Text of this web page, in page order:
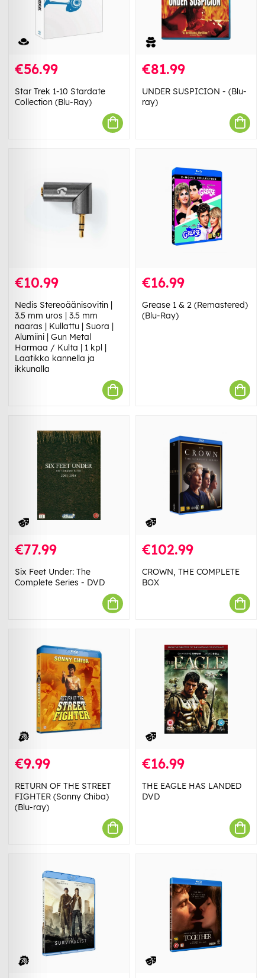
€56.99
Star Trek 1-10 Stardate
Collection (Blu-Ray)
€81.99
UNDER SUSPICION - (Blu-
ray)
€10.99
Nedis Stereoäänisovitin |
3.5 mm uros | 3.5 mm
naaras | Kullattu | Suora |
Alumiini | Gun Metal
Harmaa / Kulta | 1 kpl |
Laatikko kannella ja
ikkunalla
€16.99
Grease 1 & 2 (Remastered)
(Blu-Ray)
€77.99
Six Feet Under: The
Complete Series - DVD
€102.99
CROWN, THE COMPLETE
BOX
€9.99
RETURN OF THE STREET
FIGHTER (Sonny Chiba)
(Blu-ray)
€16.99
THE EAGLE HAS LANDED
DVD